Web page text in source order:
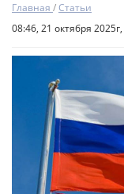
Главная /Статьи
08:46, 21 октября 2025г,